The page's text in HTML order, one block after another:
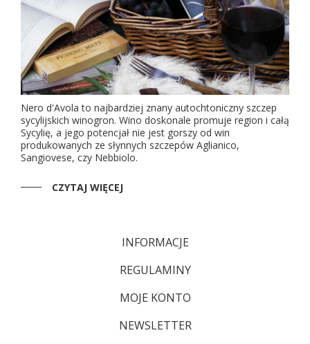
Nero d'Avola to najbardziej znany autochtoniczny szczep
sycylijskich winogron. Wino doskonale promuje region i całą
Sycylię, a jego potencjał nie jest gorszy od win
produkowanych ze słynnych szczepów Aglianico,
Sangiovese, czy Nebbiolo.
CZYTAJ WIĘCEJ
INFORMACJE
REGULAMINY
MOJE KONTO
NEWSLETTER